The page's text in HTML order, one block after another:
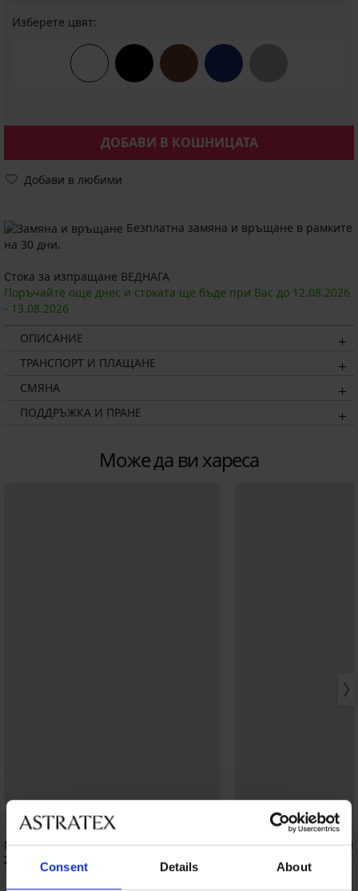
Consent Details About
Изберете цвят:
ДОБАВИ В КОШНИЦАТА
Добави в любими
Безплатна замяна и връщане в рамките
на 30 дни.
Стока за изпращане ВЕДНАГА
Поръчайте още днес и стоката ще бъде при Вас до 12.08.2026
- 13.08.2026
ОПИСАНИЕ
ТРАНСПОРТ И ПЛАЩАНЕ
СМЯНА
ПОДДРЪЖКА И ПРАНЕ
Може да ви хареса
Мъжки стягащ потник MEN-A Peter
28,99 €(56,70 лв.)
Мъжки стягащ
(56,70 лв.)